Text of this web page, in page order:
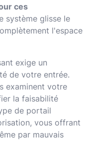
ces
système glisse le
l'espace
exige un
de votre entrée.
examinent votre
la faisabilité
de portail
vous offrant
par mauvais